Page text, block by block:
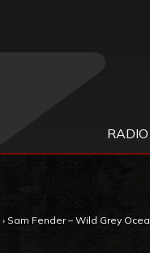
RADIO
› Sam Fender – Wild Grey